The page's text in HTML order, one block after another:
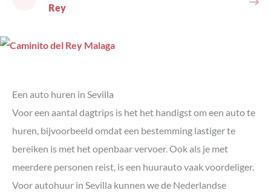
Rey
Een auto huren in Sevilla
Voor een aantal dagtrips is het het handigst om een auto te
huren, bijvoorbeeld omdat een bestemming lastiger te
bereiken is met het openbaar vervoer. Ook als je met
meerdere personen reist, is een huurauto vaak voordeliger.
Voor autohuur in Sevilla kunnen we de Nederlandse